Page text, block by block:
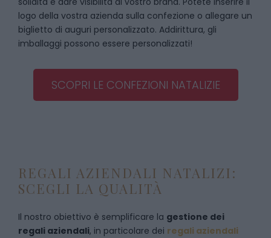
logo della vostra azienda sulla confezione o allegare un
biglietto di auguri personalizzato. Addirittura, gli
imballaggi possono essere personalizzati!
SCOPRI LE CONFEZIONI NATALIZIE
REGALI AZIENDALI NATALIZI:
SCEGLI LA QUALITÀ
Il nostro obiettivo è semplificare la gestione dei
regali aziendali, in particolare dei regali aziendali